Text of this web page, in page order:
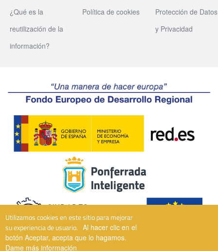
¿Qué es la
reutilización de la
información?
Política de cookies
Protección de Datos
y Privacidad
Utilizamos cookies en este sitio para mejorar
su experiencia de usuario. Al hacer clic en el
botón Aceptar, acepta que lo hagamos.
Dame más información